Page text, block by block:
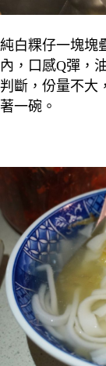
純白粿仔一塊塊
內，口感Q彈，
判斷，份量不大
著一碗。